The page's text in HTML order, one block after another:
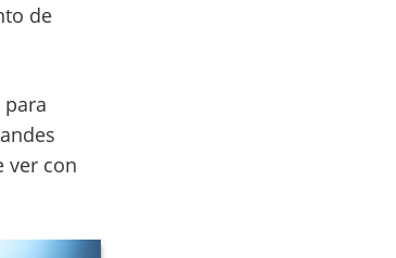
de
ver con